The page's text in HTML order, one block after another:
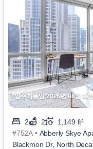
입주가능일 2026년 08월 17
2 2
1,149 ft²
#752A • Abberly Skye
Blackmon Dr, North